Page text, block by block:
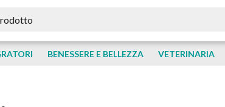
BENESSERE E BELLEZZA VETERINARIA